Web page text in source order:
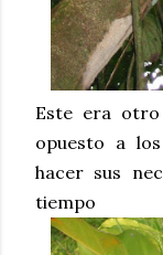
Este era
opuesto a
hacer sus
tiempo